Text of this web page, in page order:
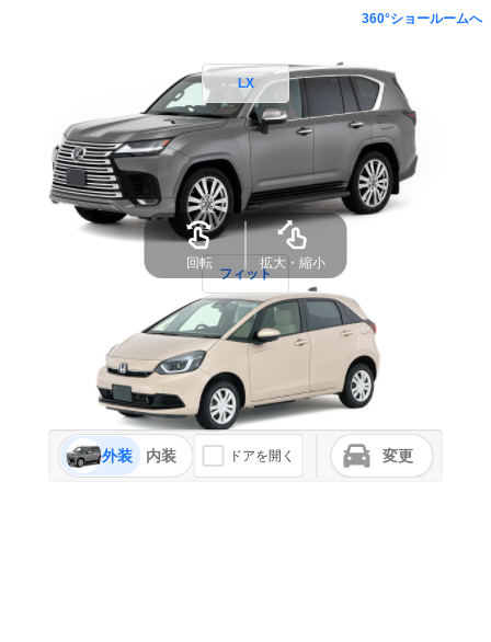
360°ショールームへ
LX
フィット
外装 内装 ドアを開く 変更
回転 拡大・縮小